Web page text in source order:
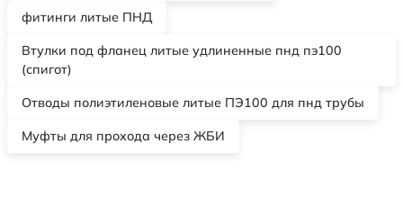
фитинги литые ПНД
Втулки под фланец литые удлиненные пнд пэ100
(спигот)
Отводы полиэтиленовые литые ПЭ100 для пнд трубы
Муфты для прохода через ЖБИ